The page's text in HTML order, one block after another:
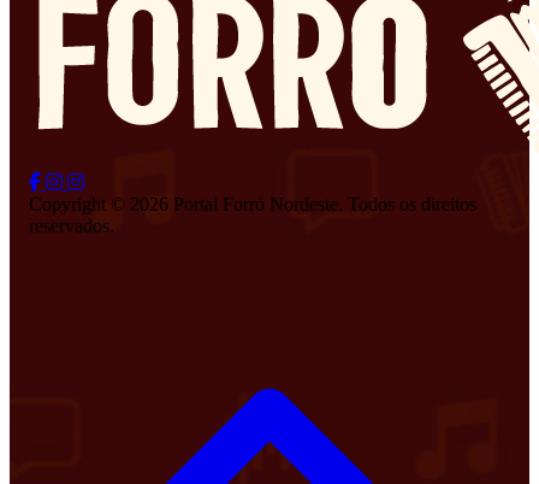
Copyright © 2026 Portal Forró Nordeste. Todos os direitos
reservados.